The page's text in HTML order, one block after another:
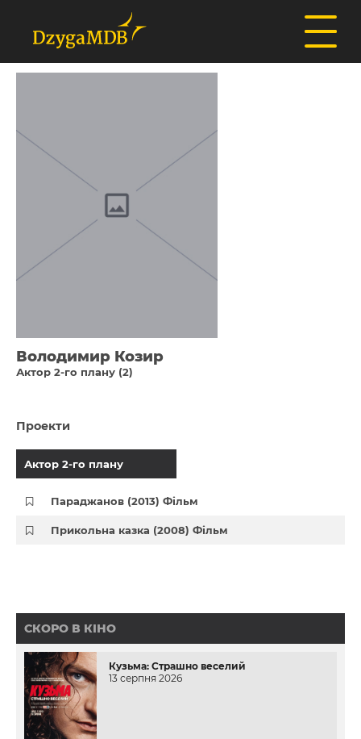
Володимир Козир
Актор 2-го плану (2)
Проекти
Актор 2-го плану
Параджанов (2013) Фільм
Прикольна казка (2008) Фільм
СКОРО В КІНО
Кузьма: Страшно веселий
13 серпня 2026